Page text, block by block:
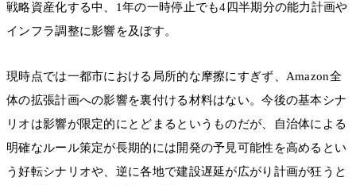
戦略資産化する中、1年の一時停止でも4四半期分の能力計画や
インフラ調整に影響を及ぼす。
現時点では一都市における局所的な摩擦にすぎず、Amazon全
体の拡張計画への影響を裏付ける材料はない。今後の基本シナ
リオは影響が限定的にとどまるというものだが、自治体による
明確なルール策定が長期的には開発の予見可能性を高めるとい
う好転シナリオや、逆に各地で建設遅延が広がり計画が狂うと